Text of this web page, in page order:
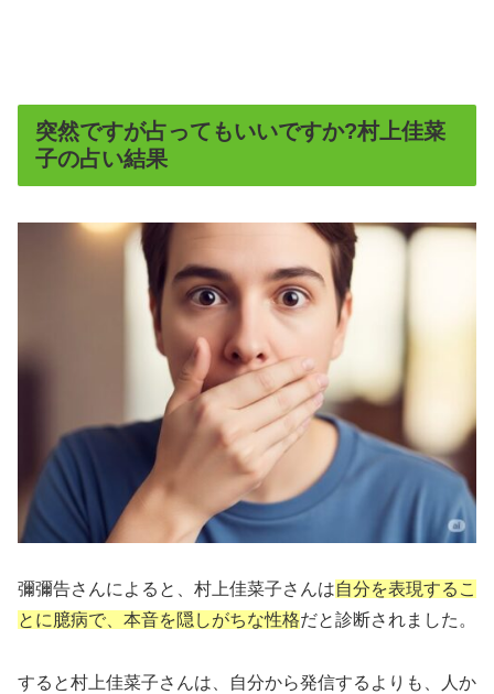
突然ですが占ってもいいですか?村上佳菜
子の占い結果
彌彌告さんによると、村上佳菜子さんは自分を表現するこ
とに臆病で、本音を隠しがちな性格だと診断されました。
すると村上佳菜子さんは、自分から発信するよりも、人か